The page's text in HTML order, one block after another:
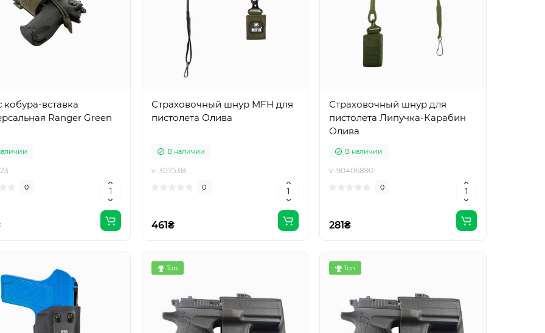
кобура-вставка
Ranger Green
0
Страховочный шнур MFH для
пистолета Олива
В наличии
v-30753B
0
461₴
Страховочный шнур для
пистолета Липучка-Карабин
Олива
В наличии
v-904068901
0
281₴
Топ Топ